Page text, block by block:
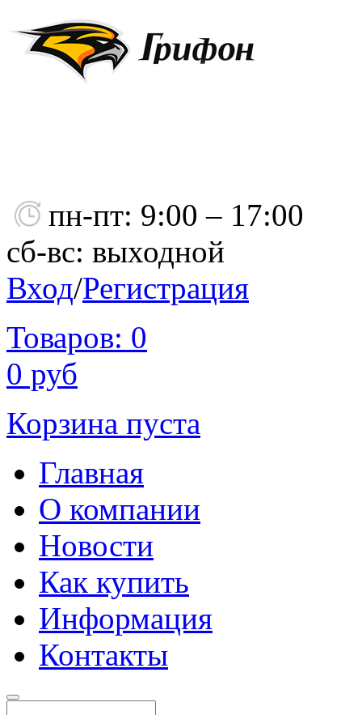
пн-пт: 9:00 – 17:00
сб-вс: выходной
Вход/Регистрация
Товаров: 0
0 руб
Корзина пуста
Главная
О компании
Новости
Как купить
Информация
Контакты